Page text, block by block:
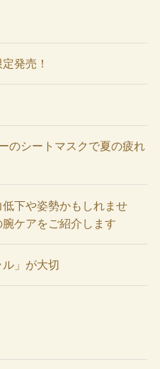
発売！
のシートマスクで夏の疲れ
下や姿勢かもしれませ
ケアをご紹介します
」が大切